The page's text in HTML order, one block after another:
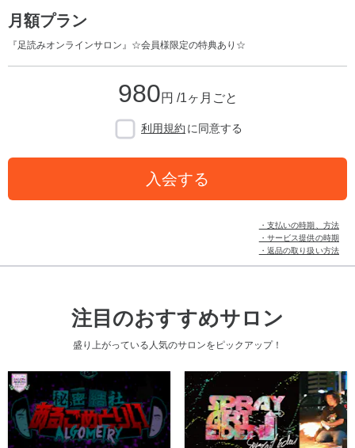
月額プラン
『足読みオンラインサロン』☆会員様限定の特典あり☆
980円 /1ヶ月ごと
利用規約 に同意する
入会する
・支払いの時期、方法
・サービス提供の時期
・返品の取り扱い方法
注目のおすすめサロン
盛り上がっている人気のサロンをピックアップ！